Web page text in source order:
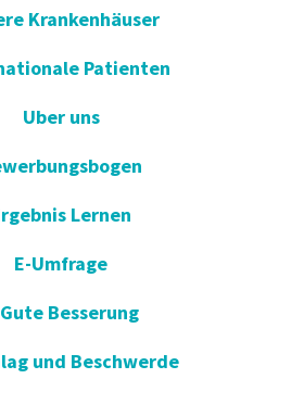
Krankenhäuser
Patienten
Uber uns
Lernen
E-Umfrage
Besserung
und Beschwerde